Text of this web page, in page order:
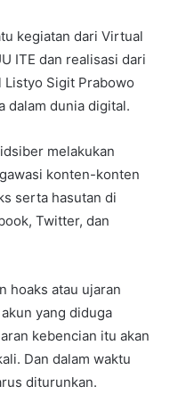
kegiatan dari Virtual
ITE dan realisasi dari
Listyo Sigit Prabowo
dalam dunia digital.
melakukan
konten-konten
serta hasutan di
Twitter, dan
hoaks atau ujaran
yang diduga
kebencian itu akan
Dan dalam waktu
diturunkan.